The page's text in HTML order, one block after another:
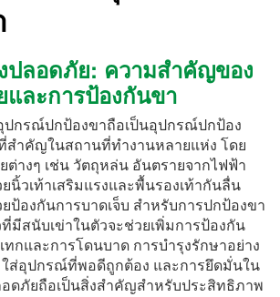
ปลอดภัย: ความสำคัญของ
และการป้องกันขา
ปกรณ์ปกป้องขาถือเป็นอุปกรณ์ปกป้อง
สำคัญในสถานที่ทำงานหลายแห่ง โดย
ต่างๆ เช่น วัตถุหล่น อันตรายจากไฟฟ้า
นิ้วเท้าเสริมแรงและพื้นรองเท้ากันลื่น
ป้องกันการบาดเจ็บ สำหรับการปกป้องขา
ที่มีสนับเข่าในตัวจะช่วยเพิ่มการป้องกัน
กและการโดนบาด การบำรุงรักษาอย่าง
ส่อุปกรณ์ที่พอดีถูกต้อง และการยึดมั่นใน
ดภัยถือเป็นสิ่งสำคัญสำหรับประสิทธิภาพ